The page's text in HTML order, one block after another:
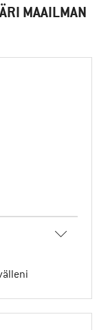
MAAILMAN